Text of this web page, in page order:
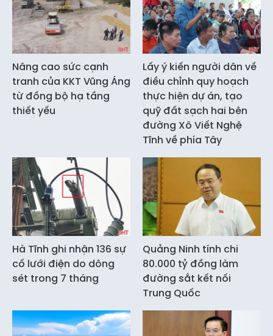
Nâng cao sức cạnh
tranh của KKT Vũng Áng
từ đồng bộ hạ tầng
thiết yếu
Lấy ý kiến người dân về
điều chỉnh quy hoạch
thực hiện dự án, tạo
quỹ đất sạch hai bên
đường Xô Viết Nghệ
Tĩnh về phía Tây
Hà Tĩnh ghi nhận 136 sự
cố lưới điện do dông
sét trong 7 tháng
Quảng Ninh tính chi
80.000 tỷ đồng làm
đường sắt kết nối
Trung Quốc